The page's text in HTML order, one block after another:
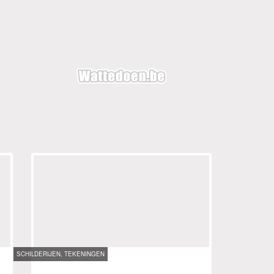
SCHILDERIJEN, TEKENINGEN